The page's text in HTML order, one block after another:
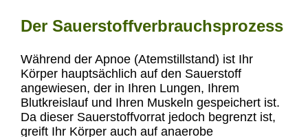
Der Sauerstoffverbrauchsprozess
Während der Apnoe (Atemstillstand) ist Ihr
Körper hauptsächlich auf den Sauerstoff
angewiesen, der in Ihren Lungen, Ihrem
Blutkreislauf und Ihren Muskeln gespeichert ist.
Da dieser Sauerstoffvorrat jedoch begrenzt ist,
greift Ihr Körper auch auf anaerobe